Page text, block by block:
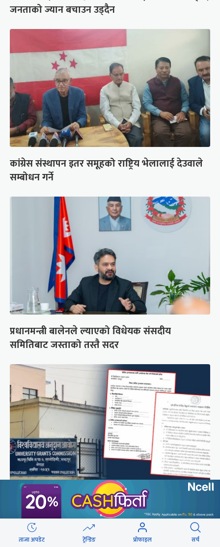
जनताको ज्यान बचाउन उड्दैन
कांग्रेस संस्थापन इतर समूहको राष्ट्रिय भेलालाई देउवाले
सम्बोधन गर्ने
प्रधानमन्त्री बालेनले ल्याएको विधेयक संसदीय
समितिबाट जस्ताको तस्तै सदर
शैक्षिक क्रेडिट बैंक : विदेशमा अध्ययन पूरा नगरी फर्किए
नेपालमा निरन्तरता
ताजा अपडेट ट्रेन्डिङ प्रोफाइल सर्च